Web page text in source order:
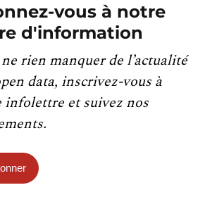
vous à notre
d'information
rien manquer de l’actualité
data, inscrivez-vous à
infolettre et suivez nos